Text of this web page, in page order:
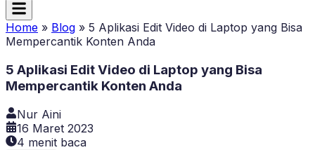
Home » Blog » 5 Aplikasi Edit Video di Laptop yang Bisa
Mempercantik Konten Anda
5 Aplikasi Edit Video di Laptop yang Bisa
Mempercantik Konten Anda
Nur Aini
16 Maret 2023
4 menit baca